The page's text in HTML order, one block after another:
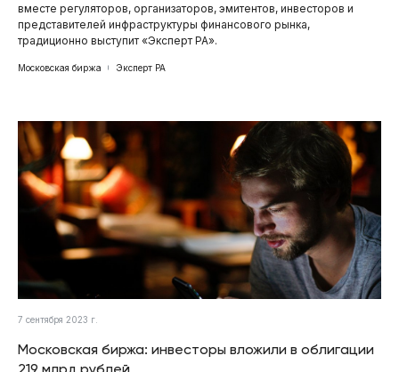
вместе регуляторов, организаторов, эмитентов, инвесторов и
представителей инфраструктуры финансового рынка,
традиционно выступит «Эксперт РА».
Московская биржа Эксперт РА
7 сентября 2023 г.
Московская биржа: инвесторы вложили в облигации